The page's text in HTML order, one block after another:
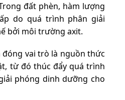
đất phèn, hàm lượng
do quá trình phân giải
bởi môi trường axit.
đóng vai trò là nguồn thức
từ đó thúc đẩy quá trình
phóng dinh dưỡng cho